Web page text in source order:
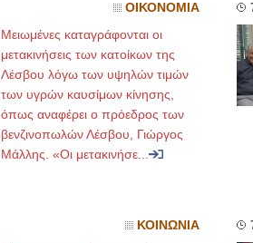
ΟΙΚΟΝΟΜΙΑ
Μειωμένες καταγράφονται οι
μετακινήσεις των κατοίκων της
Λέσβου λόγω των υψηλών τιμών
των υγρών καυσίμων κίνησης,
όπως αναφέρει ο πρόεδρος των
βενζινοπωλών Λέσβου, Γιώργος
Μάλλης. «Οι μετακινήσε...
ΚΟΙΝΩΝΙΑ